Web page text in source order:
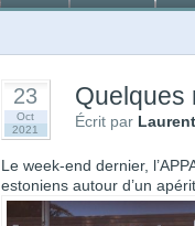
23
Oct
2021
Quelques
Écrit par Laurent
Le week-end dernier,
estoniens autour d’un